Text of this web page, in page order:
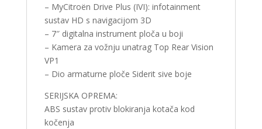
– MyCitroën Drive Plus (IVI): infotainment
sustav HD s navigacijom 3D
– 7″ digitalna instrument ploča u boji
– Kamera za vožnju unatrag Top Rear Vision
VP1
– Dio armaturne ploče Siderit sive boje
SERIJSKA OPREMA:
ABS sustav protiv blokiranja kotača kod
kočenja